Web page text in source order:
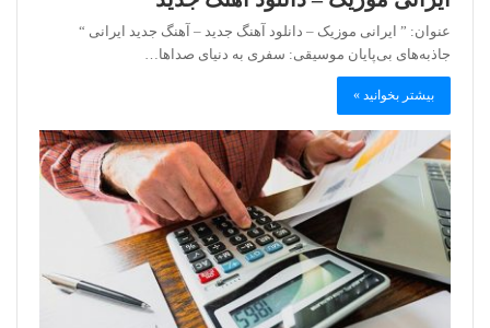
عنوان: ” ایرانی موزیک – دانلود آهنگ جدید – آهنگ جدید ایرانی “
جاذبه‌های بی‌پایان موسیقی: سفری به دنیای صداها…
بیشتر بخوانید »